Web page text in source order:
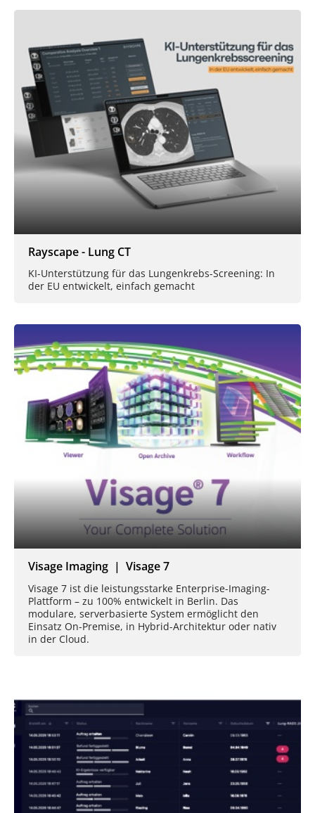
Rayscape - Lung CT
KI-Unterstützung für das Lungenkrebs-Screening: In
der EU entwickelt, einfach gemacht
Visage Imaging | Visage 7
Visage 7 ist die leistungsstarke Enterprise-Imaging-
Plattform – zu 100% entwickelt in Berlin. Das
modulare, serverbasierte System ermöglicht den
Einsatz On-Premise, in Hybrid-Architektur oder nativ
in der Cloud.